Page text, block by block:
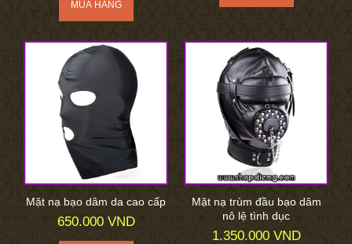
Mặt nạ bạo dâm da cao cấp
650.000 VND
Mặt nạ trùm đầu bạo dâm
nô lệ tình dục
1.350.000 VND